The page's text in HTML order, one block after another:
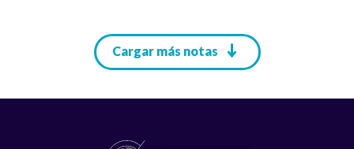
Cargar más notas